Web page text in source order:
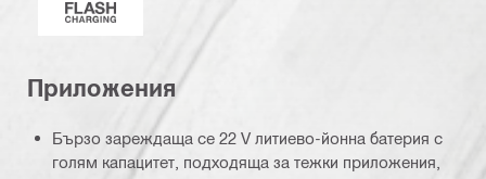
Приложения
Бързо зареждаща се 22 V литиево-йонна батерия с
голям капацитет, подходяща за тежки приложения,